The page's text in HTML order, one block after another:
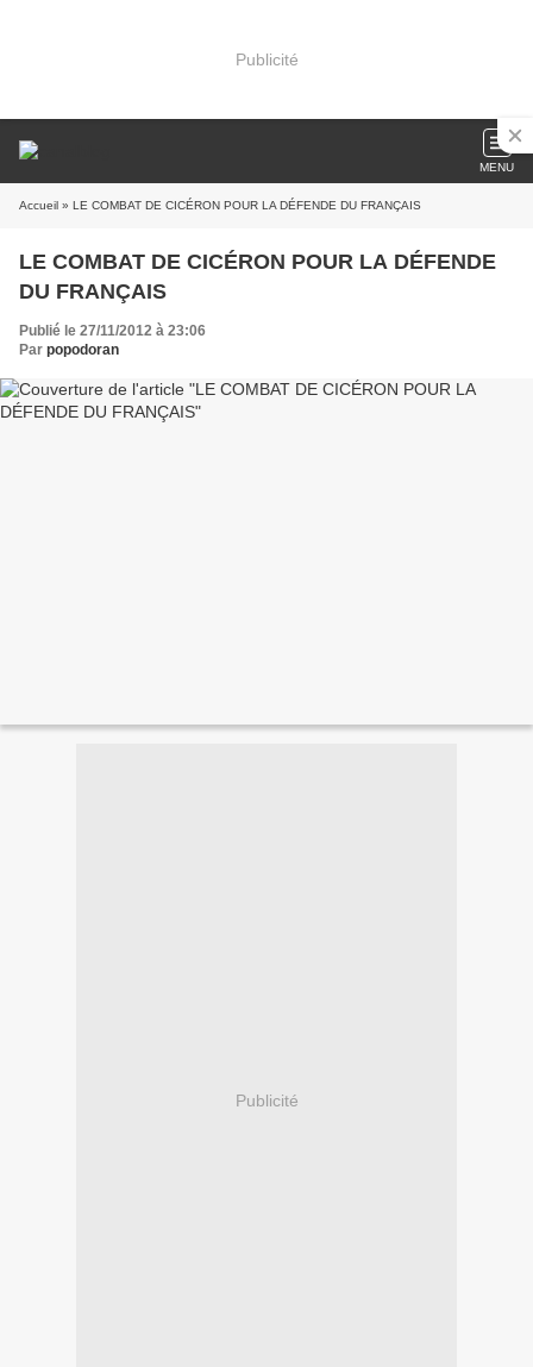
Publicité
MENU
Accueil » LE COMBAT DE CICÉRON POUR LA DÉFENDE DU FRANÇAIS
LE COMBAT DE CICÉRON POUR LA DÉFENDE
DU FRANÇAIS
Publié le 27/11/2012 à 23:06
Par popodoran
Publicité